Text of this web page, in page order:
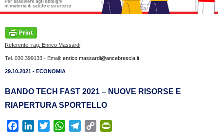
Referente: rag. Enrico Massardi
Tel. 030.399133 - Email: enrico.massardi@ancebrescia.it
29.10.2021 - ECONOMIA
BANDO TECH FAST 2021 – NUOVE RISORSE E
RIAPERTURA SPORTELLO
W
C